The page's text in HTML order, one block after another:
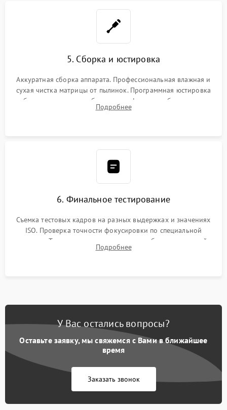
5. Сборка и юстировка
Аккуратная сборка аппарата. Профессиональная влажная и
сухая чистка матрицы от пылинок. Программная юстировка
рабочего отрезка, калибровка автофокуса, стабилизатора и
экспозамера с помощью сервисного ПО.
Подробнее
6. Финальное тестирование
Съемка тестовых кадров на разных выдержках и значениях
ISO. Проверка точности фокусировки по специальной
мишени. Тест записи на карту памяти, работы встроенной
вспышки, микрофона и всех кнопок управления.
Подробнее
У Вас остались вопросы?
Оставьте заявку, мы свяжемся с Вами в ближайшее
время
Заказать звонок